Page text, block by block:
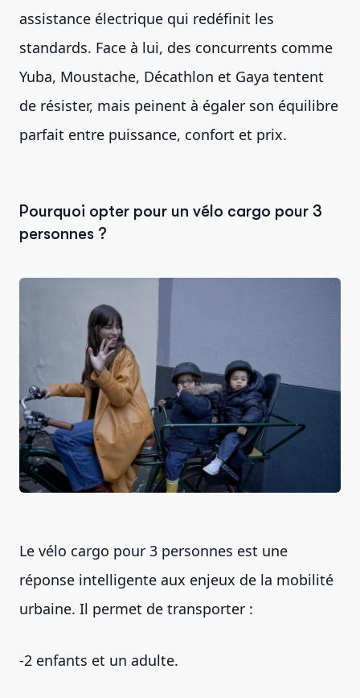
assistance électrique qui redéfinit les
standards. Face à lui, des concurrents comme
Yuba, Moustache, Décathlon et Gaya tentent
de résister, mais peinent à égaler son équilibre
parfait entre puissance, confort et prix.
Pourquoi opter pour un vélo cargo pour 3
personnes ?
Le vélo cargo pour 3 personnes est une
réponse intelligente aux enjeux de la mobilité
urbaine. Il permet de transporter :
-2 enfants et un adulte.